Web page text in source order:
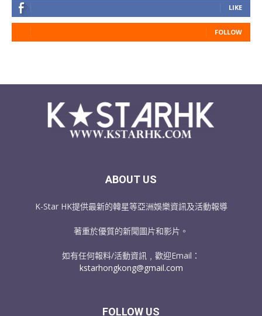
LIKE
FOLLOW
ABOUT US
K-Star HK提供最新的韓星等亞洲娛樂資訊及活動報導
著重於優質的新聞圖片和影片。
如有任何報料/活動資訊﹐歡迎Email：
kstarhongkong@gmail.com
FOLLOW US